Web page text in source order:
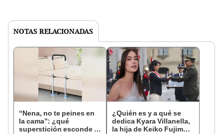
NOTAS RELACIONADAS
“Nena, no te peines en
la cama”: ¿qué
superstición esconde la
¿Quién es y a qué se
dedica Kyara Villanella,
la hija de Keiko Fujimori